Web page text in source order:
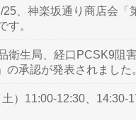
25、神楽坂通り商店会「
す。
衛生局、経口PCSK9阻
の承認が発表されました
）11:00-12:30、14:30-